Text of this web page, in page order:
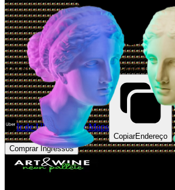
920 Rua João Gava, Curitiba, Paraná 82130-
Ir de Uber Abrir Maps
CopiarEndereço
Comprar Ingressos